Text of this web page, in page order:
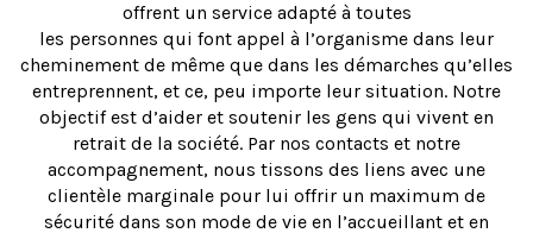
offrent un service adapté à toutes
les personnes qui font appel à l’organisme dans leur
cheminement de même que dans les démarches qu’elles
entreprennent, et ce, peu importe leur situation. Notre
objectif est d’aider et soutenir les gens qui vivent en
retrait de la société. Par nos contacts et notre
accompagnement, nous tissons des liens avec une
clientèle marginale pour lui offrir un maximum de
sécurité dans son mode de vie en l’accueillant et en